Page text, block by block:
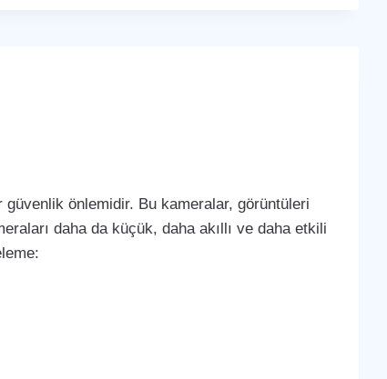
güvenlik önlemidir. Bu kameralar, görüntüleri
daha da küçük, daha akıllı ve daha etkili